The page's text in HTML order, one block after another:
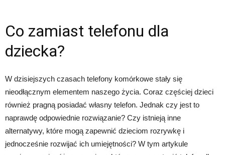
Co zamiast telefonu dla
dziecka?
W dzisiejszych czasach telefony komórkowe stały się
nieodłącznym elementem naszego życia. Coraz częściej dzieci
również pragną posiadać własny telefon. Jednak czy jest to
naprawdę odpowiednie rozwiązanie? Czy istnieją inne
alternatywy, które mogą zapewnić dzieciom rozrywkę i
jednocześnie rozwijać ich umiejętności? W tym artykule